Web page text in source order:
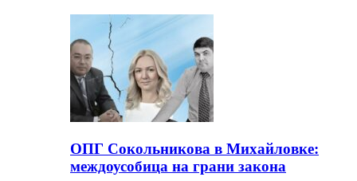
ОПГ Сокольникова в Михайловке:
междоусобица на грани закона